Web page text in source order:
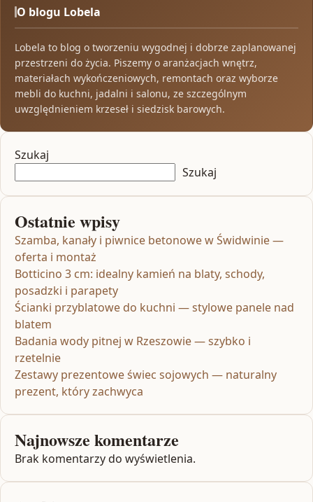
O blogu Lobela
Lobela to blog o tworzeniu wygodnej i dobrze zaplanowanej
przestrzeni do życia. Piszemy o aranżacjach wnętrz,
materiałach wykończeniowych, remontach oraz wyborze
mebli do kuchni, jadalni i salonu, ze szczególnym
uwzględnieniem krzeseł i siedzisk barowych.
Szukaj
Szukaj
Ostatnie wpisy
Szamba, kanały i piwnice betonowe w Świdwinie —
oferta i montaż
Botticino 3 cm: idealny kamień na blaty, schody,
posadzki i parapety
Ścianki przyblatowe do kuchni — stylowe panele nad
blatem
Badania wody pitnej w Rzeszowie — szybko i
rzetelnie
Zestawy prezentowe świec sojowych — naturalny
prezent, który zachwyca
Najnowsze komentarze
Brak komentarzy do wyświetlenia.